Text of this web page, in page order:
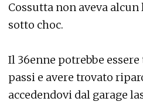
Cossutta non aveva alcun
sotto choc.
Il 36enne potrebbe
passi e avere trovato
accedendovi dal garage